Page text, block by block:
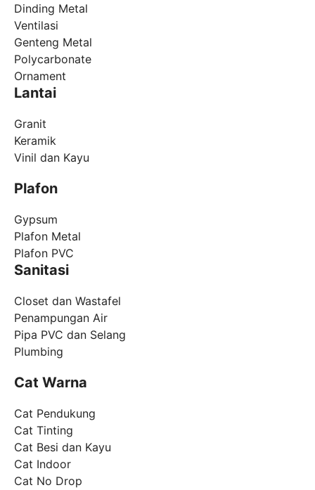
Dinding Metal
Ventilasi
Genteng Metal
Polycarbonate
Ornament
Lantai
Granit
Keramik
Vinil dan Kayu
Plafon
Gypsum
Plafon Metal
Plafon PVC
Sanitasi
Closet dan Wastafel
Penampungan Air
Pipa PVC dan Selang
Plumbing
Cat Warna
Cat Pendukung
Cat Tinting
Cat Besi dan Kayu
Cat Indoor
Cat No Drop